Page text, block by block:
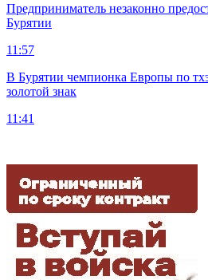
Предприниматель незаконно
Бурятии
11:57
В Бурятии чемпионка Европы по
золотой знак
11:41